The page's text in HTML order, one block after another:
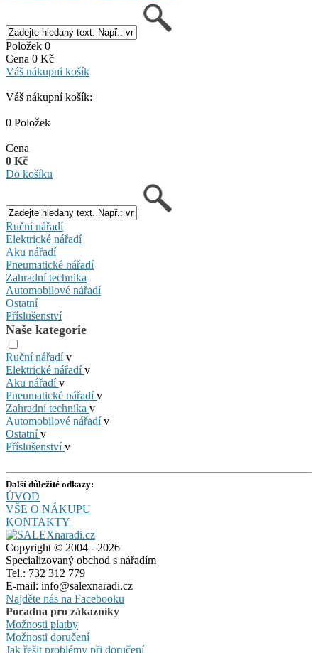
Položek 0
Cena 0 Kč
Váš nákupní košík
Váš nákupní košík:
0 Položek
Cena
0 Kč
Do košíku
Ruční nářadí
Elektrické nářadí
Aku nářadí
Pneumatické nářadí
Zahradní technika
Automobilové nářadí
Ostatní
Příslušenství
Naše kategorie
Ruční nářadív
Elektrické nářadív
Aku nářadív
Pneumatické nářadív
Zahradní technika v
Automobilové nářadív
Ostatnív
Příslušenstvív
Další důležité odkazy:
ÚVOD
VŠE O NÁKUPU
KONTAKTY
Copyright © 2004 - 2026
Specializovaný obchod s nářadím
Tel.: 732 312 779
E-mail: info@salexnaradi.cz
Najděte nás na Facebooku
Poradna pro zákazníky
Možnosti platby
Možnosti doručení
Jak řešit problémy při doručení